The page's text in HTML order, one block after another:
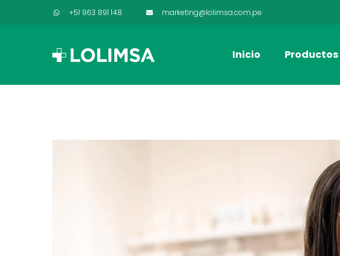
+51 963 891 148 marketing@lolimsa.com.pe
Inicio Productos